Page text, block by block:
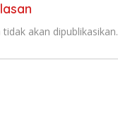
akan dipublikasikan.